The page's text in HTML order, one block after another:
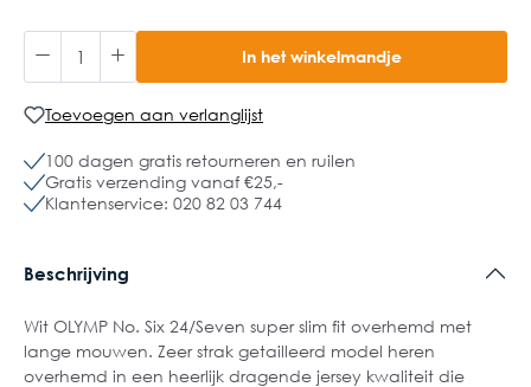
In het winkelmandje
Toevoegen aan verlanglijst
100 dagen gratis retourneren en ruilen
Gratis verzending vanaf €25,-
Klantenservice: 020 82 03 744
Beschrijving
Wit OLYMP No. Six 24/Seven super slim fit overhemd met
lange mouwen. Zeer strak getailleerd model heren
overhemd in een heerlijk dragende jersey kwaliteit die